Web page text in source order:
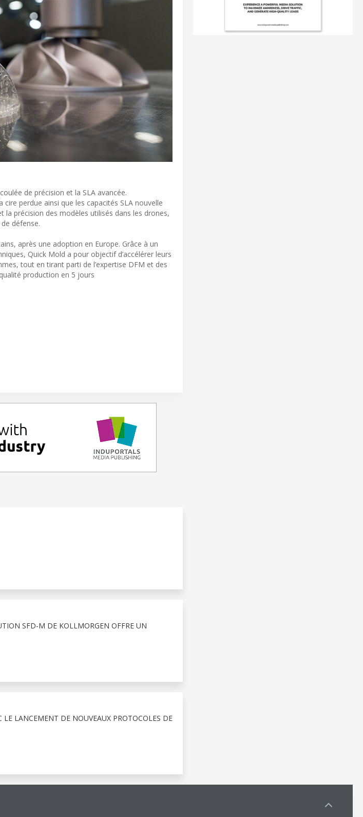
de précision et la SLA avancée.
cire perdue ainsi que les capacités SLA nouvelle
précision des modèles utilisés dans les drones,
défense.
après une adoption en Europe. Grâce à un
Quick Mold a pour objectif d’accélérer leurs
tout en tirant parti de l’expertise DFM et des
production en 5 jours
SFD-M DE KOLLMORGEN OFFRE UN
LANCEMENT DE NOUVEAUX PROTOCOLES DE